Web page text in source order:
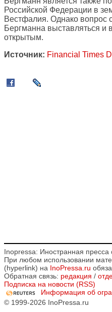
Российской Федерации в
Вестфалия. Однако вопрос
Бергманна выставляться и
открытым.
Источник: Financial Times
Inopressa: Иностранная
При любом использовании
(hyperlink) на InoPressa.ru
Обратная связь: редакция /
Подписка на новости (RSS)
Информация об
© 1999-2026 InoPressa.ru